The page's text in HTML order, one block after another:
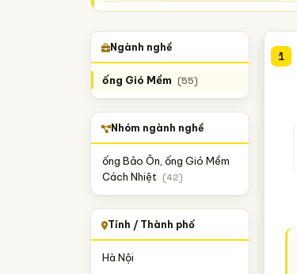
Ngành nghề
ống Gió Mềm (55)
Nhóm ngành nghề
ống Bảo Ôn, ống Gió Mềm
Cách Nhiệt (42)
Tỉnh / Thành phố
Hà Nội
1